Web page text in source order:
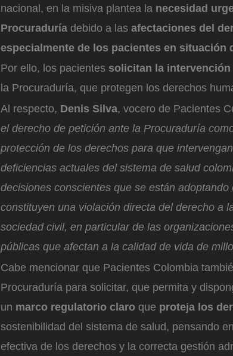
nacional, en la misiva plantea la necesidad
Procuraduría debido a las afectaciones del
especialmente de los pacientes en situación
Por ello, los pacientes solicitan la
la Procuraduría, que protegen los derechos
Al respecto, Denis Silva, vocero de Pacientes
el derecho de petición ante la Procuraduría
protección de los derechos para que
deficiencias actuales del sistema de salud
decisiones conscientes que se están
constituyen una violación directa del derecho a
sociedad civil, en particular de las
públicas que afectan a la calidad de vida de
Cabe mencionar que Pacientes Colombia
Procuraduría para solicitar, que permita y
un marco regulatorio claro que proteja los
sostenibilidad del sistema de salud, pensando
efectiva de los derechos y la correcta gestión